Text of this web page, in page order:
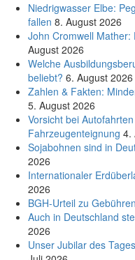
Niedrigwasser Elbe:
fallen 8. August 2026
John Cromwell Mather:
August 2026
Welche
beliebt? 6. August 2026
Zahlen & Fakten:
5. August 2026
Vorsicht bei
Fahrzeugenteignung 4.
Sojabohnen sind in
2026
Internationaler
2026
BGH-Urteil zu
Auch in Deutschland
2026
Unser Jubilar des